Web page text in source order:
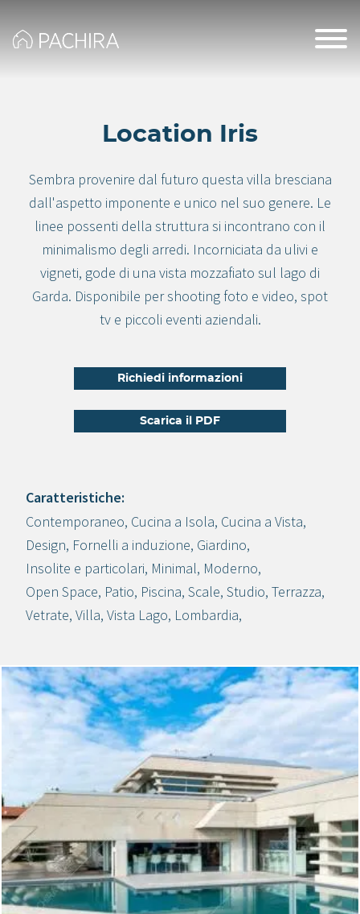
Location Iris
Sembra provenire dal futuro questa villa bresciana
dall'aspetto imponente e unico nel suo genere. Le
linee possenti della struttura si incontrano con il
minimalismo degli arredi. Incorniciata da ulivi e
vigneti, gode di una vista mozzafiato sul lago di
Garda. Disponibile per shooting foto e video, spot
tv e piccoli eventi aziendali.
Richiedi informazioni
Scarica il PDF
Crea progetto
Caratteristiche:
Contemporaneo, Cucina a Isola, Cucina a Vista,
Design, Fornelli a induzione, Giardino,
Insolite e particolari, Minimal, Moderno,
Open Space, Patio, Piscina, Scale, Studio, Terrazza,
Vetrate, Villa, Vista Lago, Lombardia,